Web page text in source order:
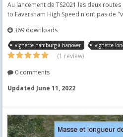
Au lancement de TS2021 les deux
to Faversham High Speed n'ont pas de
369 downloads
vignette hamburg à hanover vignette
(1 review)
0 comments
Updated June 11, 2022